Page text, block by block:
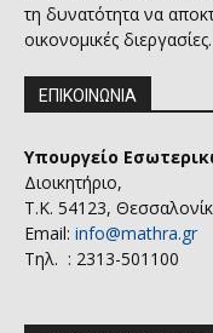
τη δυνατότητα να
οικονομικές διεργασίες.
ΕΠΙΚΟΙΝΩΝΙΑ
Υπουργείο
Διοικητήριο,
Τ.Κ. 54123,
Email: info@mathra.gr
Τηλ. : 2313-501100